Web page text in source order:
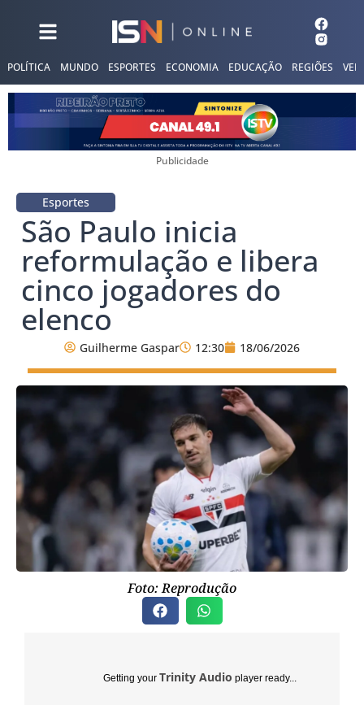
POLÍTICA MUNDO ESPORTES ECONOMIA EDUCAÇÃO REGIÕES
Publicidade
Esportes
São Paulo inicia
reformulação e libera
cinco jogadores do
elenco
Guilherme Gaspar 12:30 18/06/2026
Foto: Reprodução
Getting your Trinity Audio player ready...